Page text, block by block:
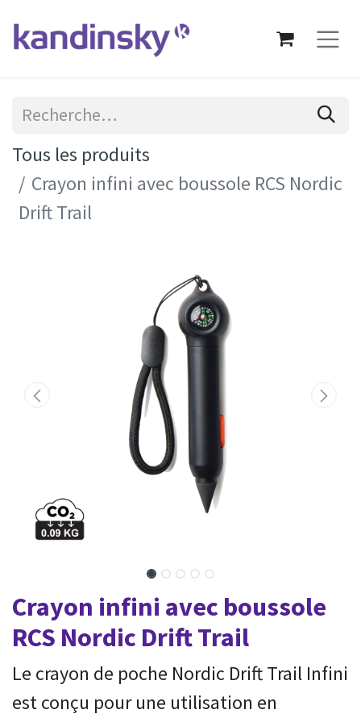
Tous les produits
Crayon infini avec boussole RCS Nordic
Drift Trail
Crayon infini avec boussole
RCS Nordic Drift Trail
Le crayon de poche Nordic Drift Trail Infini
est conçu pour une utilisation en